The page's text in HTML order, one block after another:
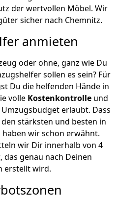
der wertvollen Möbel. Wir
sicher nach Chemnitz.
anmieten
oder ohne, ganz wie Du
sollen es sein? Für
Du die helfenden Hände in
volle Kostenkontrolleund
erlaubt. Dass
stärksten und besten in
wir schon erwähnt.
wir Dir innerhalb von 4
genau nach Deinen
erstellt wird.